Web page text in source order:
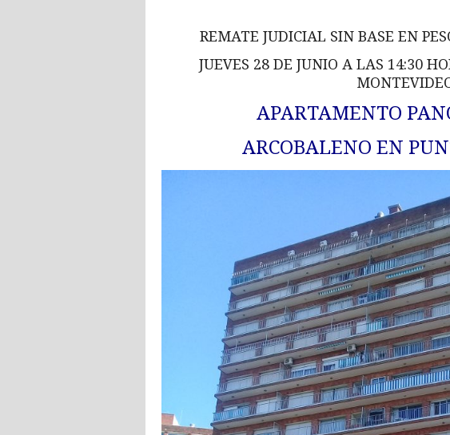
REMATE JUDICIAL SIN BASE EN
JUEVES 28 DE JUNIO A LAS 14:30
APARTAMENTO
ARCOBALENO EN